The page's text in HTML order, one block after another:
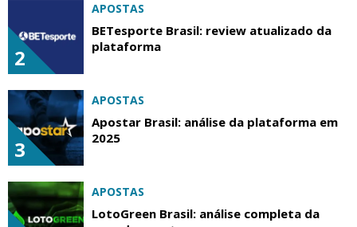
2
APOSTAS
BETesporte Brasil: review atualizado da
plataforma
3
APOSTAS
Apostar Brasil: análise da plataforma em
2025
APOSTAS
LotoGreen Brasil: análise completa da